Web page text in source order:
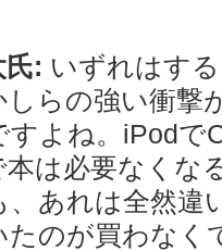
氏: いずれはす
しらの強い衝撃
すよね。iPodで
本は必要なくな
、あれは全然違
たのが買わなく